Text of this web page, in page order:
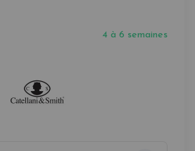
4 à 6 semaines